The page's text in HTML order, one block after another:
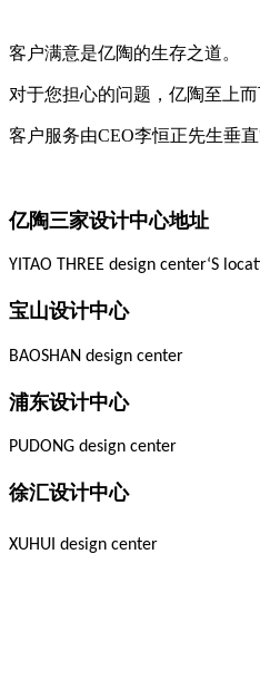
客户满意是亿陶的生存之道。
对于您担心的问题，亿陶至上而
客户服务由CEO李恒正先生垂直
亿陶三家设计中心地址
YITAO THREE design center‘S
宝山设计中心
BAOSHAN design center
浦东设计中心
PUDONG design center
徐汇设计中心
XUHUI design center